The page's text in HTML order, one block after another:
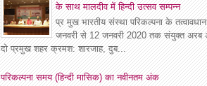
के साथ मालदीव में हिन्दी उत्सव सम्पन्न
प्र मुख भारतीय संस्था परिकल्पना के
जनवरी से 12 जनवरी 2020 तक संयुक्त अरब
दो प्रमुख शहर क्रमश: शारजाह, दुब...
परिकल्पना समय (हिन्दी मासिक) का नवीनतम अंक